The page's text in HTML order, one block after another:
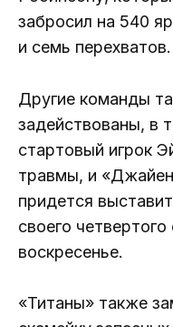
забросил на 540
и семь перехватов.
Другие команды
задействованы, в
стартовый игрок
травмы, и
придется
своего
воскресенье.
«Титаны» также